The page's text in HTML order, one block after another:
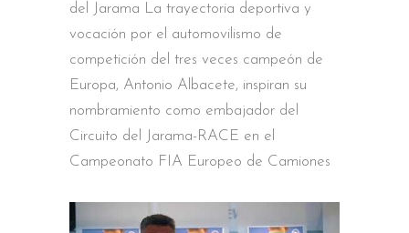
del Jarama La trayectoria deportiva y
vocación por el automovilismo de
competición del tres veces campeón de
Europa, Antonio Albacete, inspiran su
nombramiento como embajador del
Circuito del Jarama-RACE en el
Campeonato FIA Europeo de Camiones